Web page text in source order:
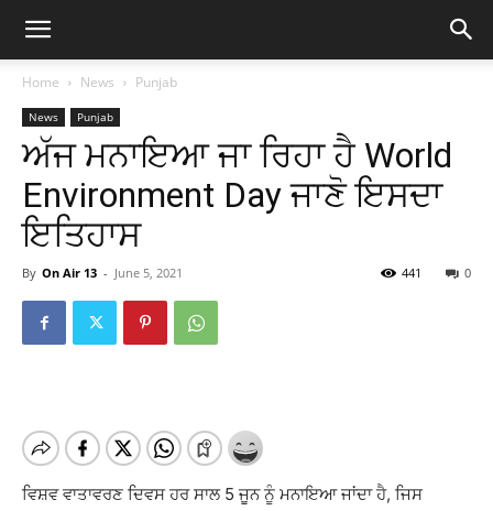
Home News Punjab
News Punjab
ਅੱਜ ਮਨਾਇਆ ਜਾ ਰਿਹਾ ਹੈ World
Environment Day ਜਾਣੋ ਇਸਦਾ
ਇਤਿਹਾਸ
By On Air 13 - June 5, 2021 0
441
ਵਿਸ਼ਵ ਵਾਤਾਵਰਣ ਦਿਵਸ ਹਰ ਸਾਲ 5 ਜੂਨ ਨੂੰ ਮਨਾਇਆ ਜਾਂਦਾ ਹੈ, ਜਿਸ